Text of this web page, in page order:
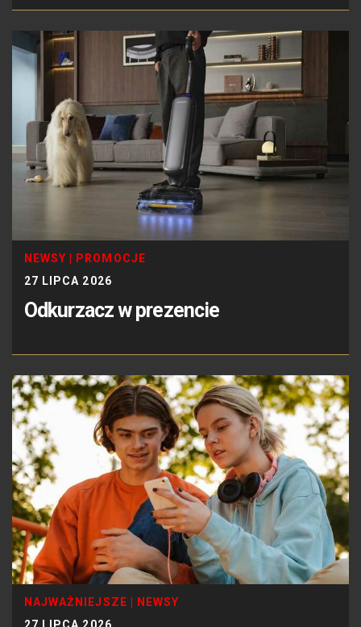
NEWSY | PROMOCJE
27 LIPCA 2026
Odkurzacz w prezencie
NAJWAŻNIEJSZE
NEWSY
27 LIPCA 2026